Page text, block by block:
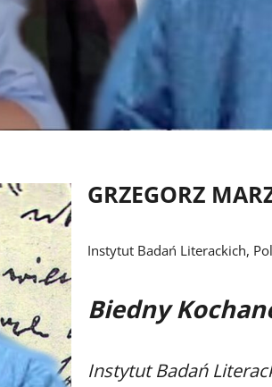
GRZEGORZ
Instytut Badań Literackich,
Biedny
Instytut Badań